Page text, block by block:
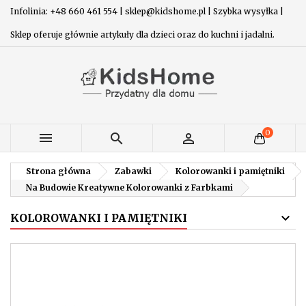
Infolinia: +48 660 461 554 | sklep@kidshome.pl | Szybka wysyłka |
Sklep oferuje głównie artykuły dla dzieci oraz do kuchni i jadalni.
   0
Strona główna Zabawki
Kolorowanki i pamiętniki
Na Budowie Kreatywne Kolorowanki z Farbkami
KOLOROWANKI I PAMIĘTNIKI